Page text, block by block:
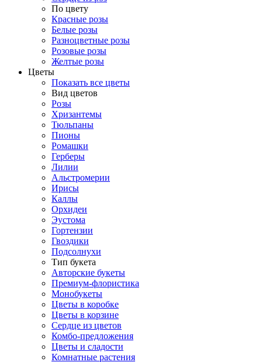
По цвету
Красные розы
Белые розы
Разноцветные розы
Розовые розы
Желтые розы
Цветы
Показать все цветы
Вид цветов
Розы
Хризантемы
Тюльпаны
Пионы
Ромашки
Герберы
Лилии
Альстромерии
Ирисы
Каллы
Орхидеи
Эустома
Гортензии
Гвоздики
Подсолнухи
Тип букета
Авторские букеты
Премиум-флористика
Монобукеты
Цветы в коробке
Цветы в корзине
Сердце из цветов
Комбо-предложения
Цветы и сладости
Комнатные растения